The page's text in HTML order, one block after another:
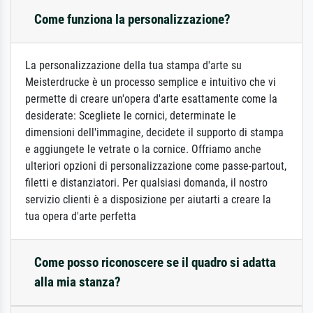
Come funziona la personalizzazione?
La personalizzazione della tua stampa d'arte su
Meisterdrucke è un processo semplice e intuitivo che vi
permette di creare un'opera d'arte esattamente come la
desiderate: Scegliete le cornici, determinate le
dimensioni dell'immagine, decidete il supporto di stampa
e aggiungete le vetrate o la cornice. Offriamo anche
ulteriori opzioni di personalizzazione come passe-partout,
filetti e distanziatori. Per qualsiasi domanda, il nostro
servizio clienti è a disposizione per aiutarti a creare la
tua opera d'arte perfetta
Come posso riconoscere se il quadro si adatta
alla mia stanza?